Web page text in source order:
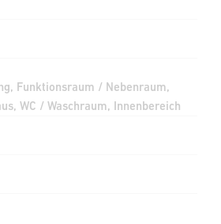
Funktionsraum / Nebenraum,
WC / Waschraum, Innenbereich